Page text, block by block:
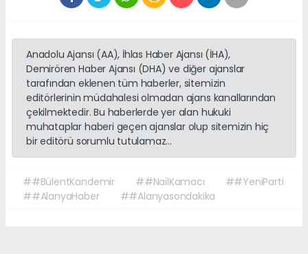
Anadolu Ajansı (AA), İhlas Haber Ajansı (İHA),
Demirören Haber Ajansı (DHA) ve diğer ajanslar
tarafından eklenen tüm haberler, sitemizin
editörlerinin müdahalesi olmadan ajans kanallarından
çekilmektedir. Bu haberlerde yer alan hukuki
muhataplar haberi geçen ajanslar olup sitemizin hiç
bir editörü sorumlu tutulamaz...
##BülentKandemir ##NailKamacı
##YeniParti
##AlanyaHaber
##Alanyasondakika